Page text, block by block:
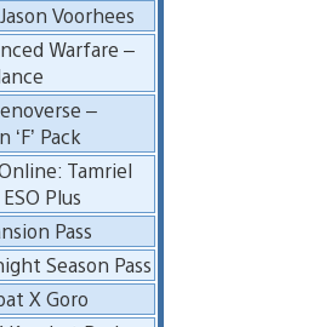
Voorhees
Warfare –
–
Pack
Tamriel
Plus
Pass
Season Pass
X Goro